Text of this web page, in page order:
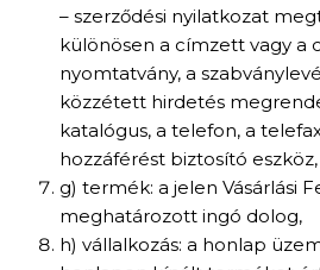
– szerződési nyilatkozat
különösen a címzett vagy a
nyomtatvány, a
közzétett hirdetés
katalógus, a telefon, a
hozzáférést biztosító eszköz,
g) termék: a jelen Vásárlási
meghatározott ingó dolog,
h) vállalkozás: a honlap